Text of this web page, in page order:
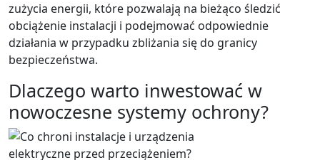
zużycia energii, które pozwalają na bieżąco śledzić
obciążenie instalacji i podejmować odpowiednie
działania w przypadku zbliżania się do granicy
bezpieczeństwa.
Dlaczego warto inwestować w
nowoczesne systemy ochrony?